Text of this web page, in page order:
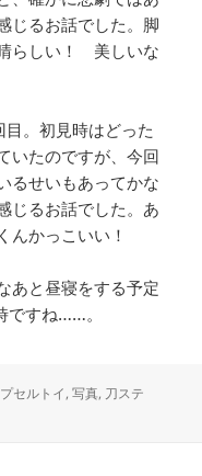
じるお話でした。脚
らしい！ 美しいな
。初見時はどった
いたのですが、今回
るせいもあってかな
じるお話でした。あ
んかっこいい！
あと昼寝をする予定
ですね……。
セルトイ,写真, 刀ステ